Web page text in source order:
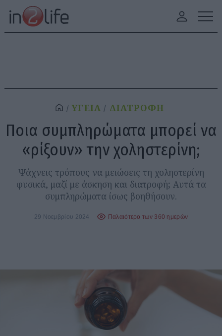
ΥΓΕΙΑ ΔΙΑΤΡΟΦΗ
Ποια συμπληρώματα μπορεί να
«ρίξουν» την χοληστερίνη;
Ψάχνεις τρόπους να μειώσεις τη χοληστερίνη
φυσικά, μαζί με άσκηση και διατροφή; Αυτά τα
συμπληρώματα ίσως βοηθήσουν.
29 Νοεμβρίου 2024 Παλαιότερο των 360 ημερών